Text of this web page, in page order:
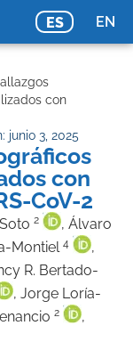
ES EN
con
junio 3, 2025
con
CoV-2
2
, Álvaro
Montiel 4
,
R. Bertado-
, Jorge Loría-
2
,